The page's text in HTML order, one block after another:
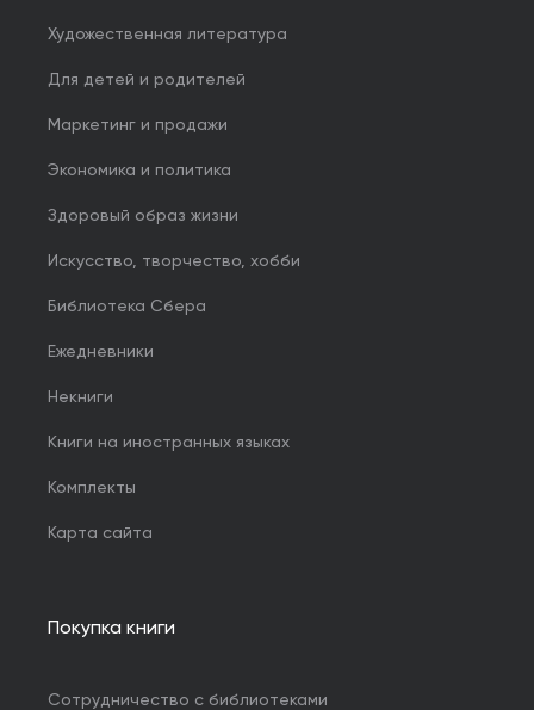
Художественная литература
Для детей и родителей
Маркетинг и продажи
Экономика и политика
Здоровый образ жизни
Искусство, творчество, хобби
Библиотека Сбера
Ежедневники
Некниги
Книги на иностранных языках
Комплекты
Карта сайта
Покупка книги
Сотрудничество с библиотеками